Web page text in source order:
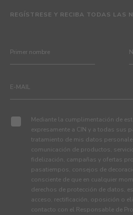
REGÍSTRESE Y RECIBA TODAS LAS
Mediante la cumplimentación de
expresamente a CIN y a todas sus
tratamiento de mis datos
comunicación de productos,
fidelización, campañas y ofertas
pasatiempos, consejos de
consciente de que en cualquier
derechos de protección de datos,
acceso, rectificación, oposición o
contacto con el Responsable de